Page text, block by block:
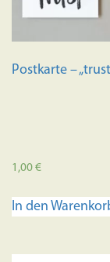
Postkarte –
1,00€
In den